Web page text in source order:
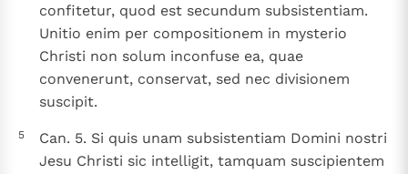
confitetur, quod est secundum subsistentiam.
Unitio enim per compositionem in mysterio
Christi non solum inconfuse ea, quae
convenerunt, conservat, sed nec divisionem
suscipit.
5
Can. 5. Si quis unam subsistentiam Domini nostri
Jesu Christi sic intelligit, tamquam suscipientem